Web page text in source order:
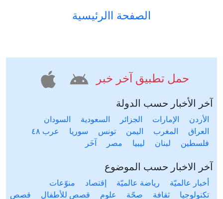
الصفحة االرئيسية
حمل تطبيق آخر خبر
آخر الأخبار حسب الدولة
الأردن الإمارات الجزائر السعودية
السودان
العراق
المغرب اليمن تونس سوريا
عرب ٤٨
فلسطين
لبنان ليبيا مصر آخَر
آخر الاخبار حسب الموضوع
أخبار عالميّة رياضة عالميّة إقتصاد
منوّعات
تكنولوجيا
ثقافة صحّة علوم قصص للأطفال قصص